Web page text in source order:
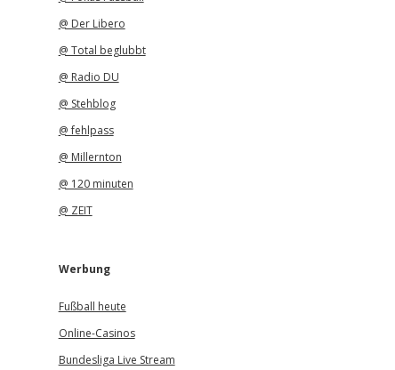
@ Der Libero
@ Total beglubbt
@ Radio DU
@ Stehblog
@ fehlpass
@ Millernton
@ 120 minuten
@ ZEIT
Werbung
Fußball heute
Online-Casinos
Bundesliga Live Stream